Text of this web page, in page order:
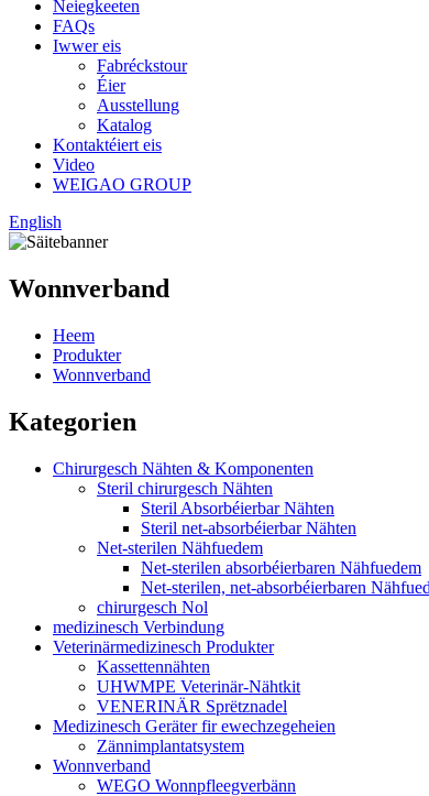
Neiegkeeten
FAQs
Iwwer eis
Fabréckstour
Éier
Ausstellung
Katalog
Kontaktéiert eis
Video
WEIGAO GROUP
English
Wonnverband
Heem
Produkter
Wonnverband
Kategorien
Chirurgesch Nähten & Komponenten
Steril chirurgesch Nähten
Steril Absorbéierbar Nähten
Steril net-absorbéierbar Nähten
Net-sterilen Nähfuedem
Net-sterilen absorbéierbaren Nähfuedem
Net-sterilen, net-absorbéierbaren
chirurgesch Nol
medizinesch Verbindung
Veterinärmedizinesch Produkter
Kassettennähten
UHWMPE Veterinär-Nähtkit
VENERINÄR Sprëtznadel
Medizinesch Geräter fir ewechzegeheien
Zännimplantatsystem
Wonnverband
WEGO Wonnpfleegverbänn